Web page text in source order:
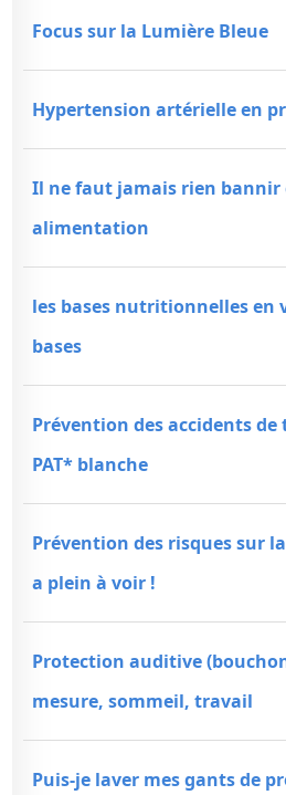
Focus sur la Lumière Bleue
Hypertension artérielle en
Il ne faut jamais rien bannir
alimentation
les bases nutritionnelles
bases
Prévention des accidents
PAT* blanche
Prévention des risques sur
a plein à voir !
Protection auditive
mesure, sommeil, travail
Puis-je laver mes gants de